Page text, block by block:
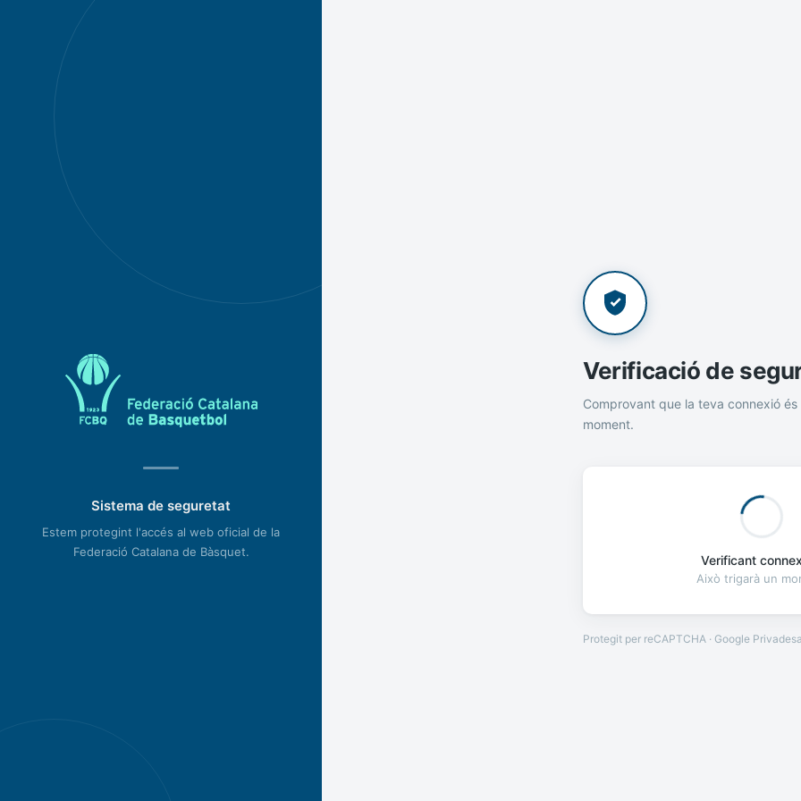
Sistema de seguretat
Estem protegint l'accés al web oficial de la
Federació Catalana de Bàsquet.
Verificació de
Comprovant que la teva connexió és
moment.
Verificant
Això trigarà un
Protegit per reCAPTCHA · Google Privadesa